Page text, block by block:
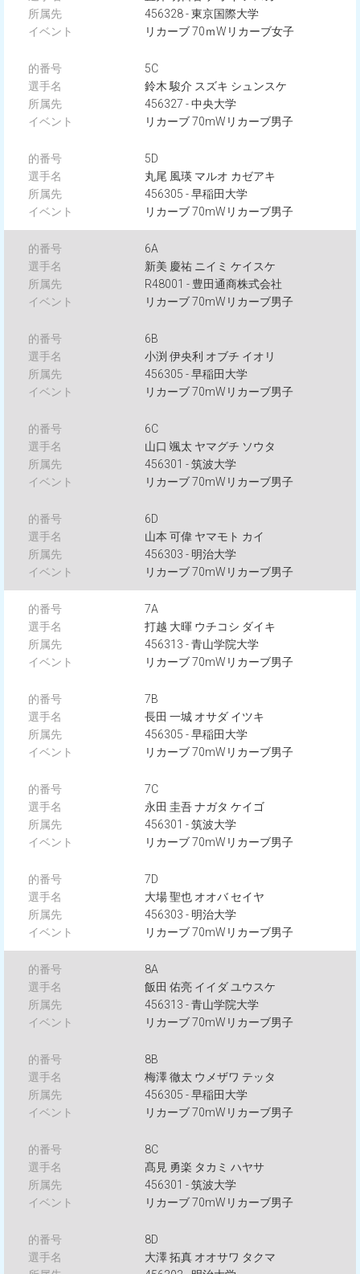
456328 - 東京国際大学
リカーブ 70ｍWリカーブ女子
5C
鈴木 駿介 スズキ シュンスケ
456327 - 中央大学
リカーブ 70mWリカーブ男子
5D
丸尾 風瑛 マルオ カゼアキ
456305 - 早稲田大学
リカーブ 70mWリカーブ男子
6A
新美 慶祐 ニイミ ケイスケ
R48001 - 豊田通商株式会社
リカーブ 70mWリカーブ男子
6B
小渕 伊央利 オブチ イオリ
456305 - 早稲田大学
リカーブ 70mWリカーブ男子
6C
山口 颯太 ヤマグチ ソウタ
456301 - 筑波大学
リカーブ 70mWリカーブ男子
6D
山本 可偉 ヤマモト カイ
456303 - 明治大学
リカーブ 70mWリカーブ男子
7A
打越 大暉 ウチコシ ダイキ
456313 - 青山学院大学
リカーブ 70mWリカーブ男子
7B
長田 一城 オサダ イツキ
456305 - 早稲田大学
リカーブ 70mWリカーブ男子
7C
永田 圭吾 ナガタ ケイゴ
456301 - 筑波大学
リカーブ 70mWリカーブ男子
7D
大場 聖也 オオバ セイヤ
456303 - 明治大学
リカーブ 70mWリカーブ男子
8A
飯田 佑亮 イイダ ユウスケ
456313 - 青山学院大学
リカーブ 70mWリカーブ男子
8B
梅澤 徹太 ウメザワ テッタ
456305 - 早稲田大学
リカーブ 70mWリカーブ男子
8C
髙見 勇楽 タカミ ハヤサ
456301 - 筑波大学
リカーブ 70mWリカーブ男子
8D
大澤 拓真 オオサワ タクマ